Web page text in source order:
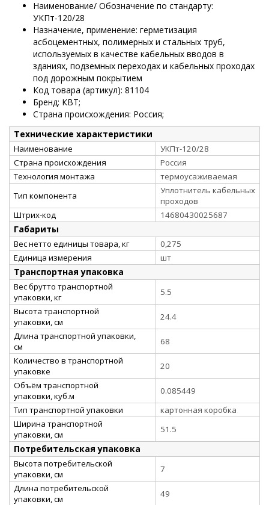
Наименование/ Обозначение по стандарту:
УКПт-120/28
Назначение, применение: герметизация
асбоцементных, полимерных и стальных труб,
используемых в качестве кабельных вводов в
зданиях, подземных переходах и кабельных проходах
под дорожным покрытием
Код товара (артикул): 81104
Бренд: КВТ;
Страна происхождения: Россия;
Технические характеристики
Наименование
УКПт-120/28
Страна происхождения
Россия
Технология монтажа
термоусаживаемая
Тип компонента
Уплотнитель кабельных
проходов
Штрих-код
14680430025687
Габариты
Вес нетто единицы товара, кг
0,275
Единица измерения
шт
Транспортная упаковка
Вес брутто транспортной
упаковки, кг
5.5
Высота транспортной
упаковки, см
24.4
Длина транспортной упаковки,
см
68
Количество в транспортной
упаковке
20
Объём транспортной
упаковки, куб.м
0.085449
Тип транспортной упаковки
картонная коробка
Ширина транспортной
упаковки, см
51.5
Потребительская упаковка
Высота потребительской
упаковки, см
7
Длина потребительской
упаковки, см
49